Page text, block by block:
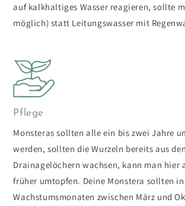
auf kalkhaltiges Wasser reagieren, sollte
möglich) statt Leitungswasser mit
Pflege
Monsteras sollten alle ein bis zwei Jahre
werden, sollten die Wurzeln bereits aus den
Drainagelöchern wachsen, kann man hier
früher umtopfen. Deine Monstera sollten in
Wachstumsmonaten zwischen März und